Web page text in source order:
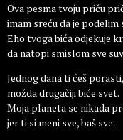
Ova pesma tvoju priču
imam sreću da je podelim
Eho tvoga bića odjekuje
da natopi smislom sve
Jednog dana ti ćeš porasti,
možda drugačiji biće svet.
Moja planeta se nikada
jer ti si meni sve, baš sve.